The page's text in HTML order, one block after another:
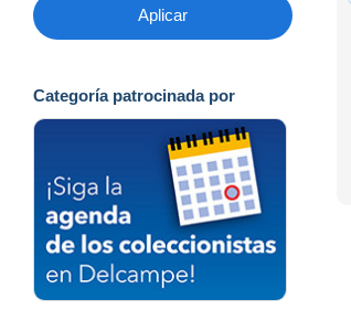
Aplicar
Categoría patrocinada por